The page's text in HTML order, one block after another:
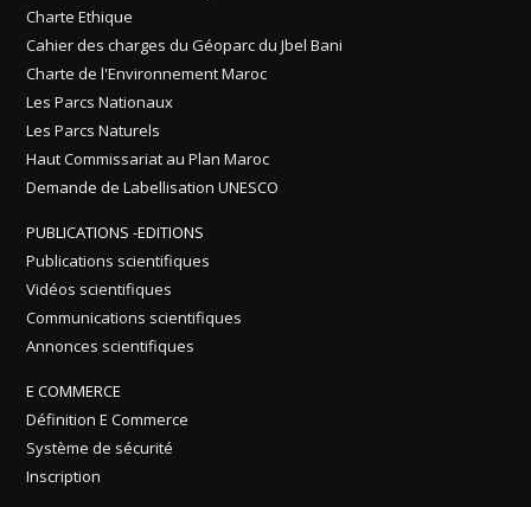
Charte Ethique
Cahier des charges du Géoparc du Jbel Bani
Charte de l'Environnement Maroc
Les Parcs Nationaux
Les Parcs Naturels
Haut Commissariat au Plan Maroc
Demande de Labellisation UNESCO
PUBLICATIONS -EDITIONS
Publications scientifiques
Vidéos scientifiques
Communications scientifiques
Annonces scientifiques
E COMMERCE
Définition E Commerce
Système de sécurité
Inscription